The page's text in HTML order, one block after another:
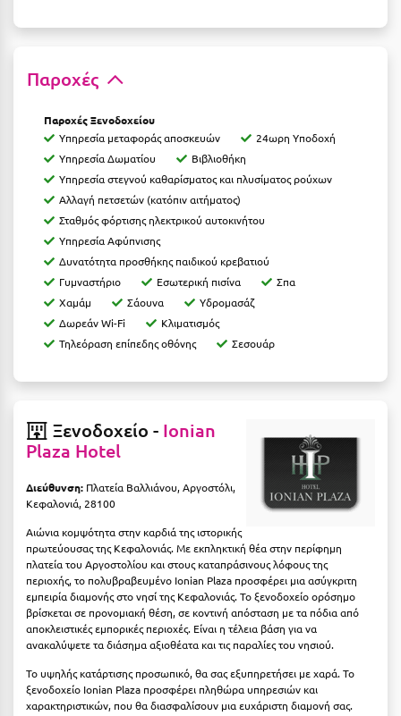
Λήμνος
Λίμνη Πλαστήρα
Λιτόχωρο
Λουτρά Πόζαρ
Λουτρά Υπάτης
Λουτράκι
Λούτσα
Μαρώνεια
Μεσολόγγι
Μεσσηνία
Μετέωρα
Μέτσοβο
Μήλος
Μονεμβασιά
Μουζάκι
Παροχές
Παροχές Ξενοδοχείου
Υπηρεσία μεταφοράς αποσκευών
24ωρη Υποδοχή
Υπηρεσία Δωματίου
Βιβλιοθήκη
Υπηρεσία στεγνού καθαρίσματος και πλυσίματος ρούχων
Αλλαγή πετσετών (κατόπιν αιτήματος)
Σταθμός φόρτισης ηλεκτρικού αυτοκινήτου
Υπηρεσία Αφύπνισης
Δυνατότητα προσθήκης παιδικού κρεβατιού
Γυμναστήριο
Εσωτερική πισίνα
Σπα
Χαμάμ
Σάουνα
Υδρομασάζ
Δωρεάν Wi-Fi
Κλιματισμός
Τηλεόραση επίπεδης οθόνης
Σεσουάρ
Ξενοδοχείο - Ionian
Plaza Hotel
Διεύθυνση: Πλατεία Βαλλιάνου, Αργοστόλι,
Κεφαλονιά, 28100
Αιώνια κομψότητα στην καρδιά της ιστορικής
πρωτεύουσας της Κεφαλονιάς. Με εκπληκτική θέα στην περίφημη
πλατεία του Αργοστολίου και στους καταπράσινους λόφους της
περιοχής, το πολυβραβευμένο Ionian Plaza προσφέρει μια ασύγκριτη
εμπειρία διαμονής στο νησί της Κεφαλονιάς. Το ξενοδοχείο ορόσημο
βρίσκεται σε προνομιακή θέση, σε κοντινή απόσταση με τα πόδια από
αποκλειστικές εμπορικές περιοχές. Είναι η τέλεια βάση για να
ανακαλύψετε τα διάσημα αξιοθέατα και τις παραλίες του νησιού.
Το υψηλής κατάρτισης προσωπικό, θα σας εξυπηρετήσει με χαρά. Το
ξενοδοχείο Ionian Plaza προσφέρει πληθώρα υπηρεσιών και
χαρακτηριστικών, που θα διασφαλίσουν μια ευχάριστη διαμονή σας.